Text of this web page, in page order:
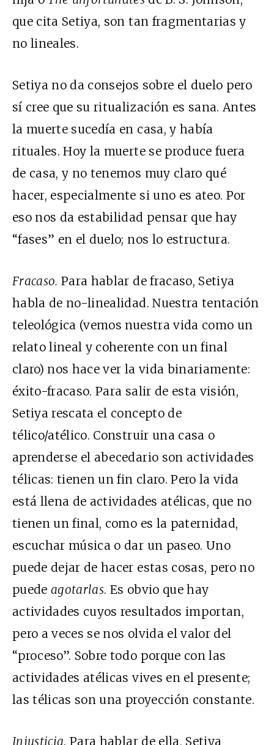
que cita Setiya, son tan fragmentarias y
no lineales.
Setiya no da consejos sobre el duelo pero
sí cree que su ritualización es sana. Antes
la muerte sucedía en casa, y había
rituales. Hoy la muerte se produce fuera
de casa, y no tenemos muy claro qué
hacer, especialmente si uno es ateo. Por
eso nos da estabilidad pensar que hay
“fases” en el duelo; nos lo estructura.
Fracaso.Para hablar de fracaso, Setiya
habla de no-linealidad. Nuestra tentación
teleológica (vemos nuestra vida como un
relato lineal y coherente con un final
claro) nos hace ver la vida binariamente:
éxito-fracaso. Para salir de esta visión,
Setiya rescata el concepto de
télico/atélico. Construir una casa o
aprenderse el abecedario son actividades
télicas: tienen un fin claro. Pero la vida
está llena de actividades atélicas, que no
tienen un final, como es la paternidad,
escuchar música o dar un paseo. Uno
puede dejar de hacer estas cosas, pero no
puedeagotarlas. Es obvio que hay
actividades cuyos resultados importan,
pero a veces se nos olvida el valor del
“proceso”. Sobre todo porque con las
actividades atélicas vives en el presente;
las télicas son una proyección constante.
Injusticia. Para hablar de ella, Setiya